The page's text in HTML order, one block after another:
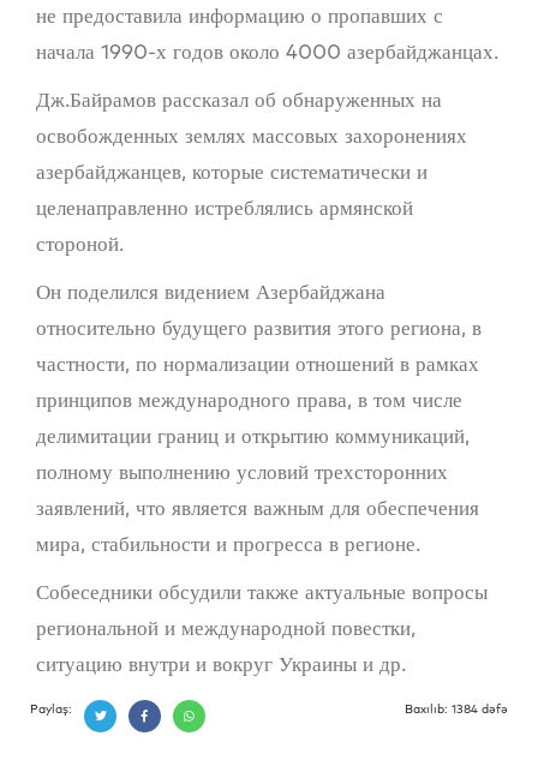
не предоставила информацию о пропавших с
начала 1990-х годов около 4000 азербайджанцах.
Дж.Байрамов рассказал об обнаруженных на
освобожденных землях массовых захоронениях
азербайджанцев, которые систематически и
целенаправленно истреблялись армянской
стороной.
Он поделился видением Азербайджана
относительно будущего развития этого региона, в
частности, по нормализации отношений в рамках
принципов международного права, в том числе
делимитации границ и открытию коммуникаций,
полному выполнению условий трехсторонних
заявлений, что является важным для обеспечения
мира, стабильности и прогресса в регионе.
Собеседники обсудили также актуальные вопросы
региональной и международной повестки,
ситуацию внутри и вокруг Украины и др.
Paylaş: Baxılıb: 1384 dəfə